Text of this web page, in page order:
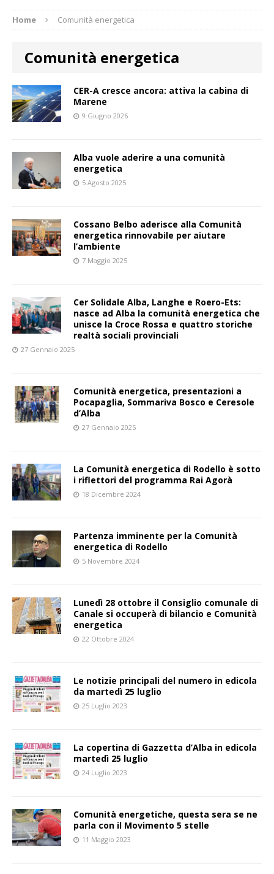
Home Comunità energetica
Comunità energetica
CER-A cresce ancora: attiva la cabina di
Marene
9 Giugno 2026
Alba vuole aderire a una comunità
energetica
5 Agosto 2025
Cossano Belbo aderisce alla Comunità
energetica rinnovabile per aiutare
l’ambiente
7 Maggio 2025
Cer Solidale Alba, Langhe e Roero-Ets:
nasce ad Alba la comunità energetica che
unisce la Croce Rossa e quattro storiche
realtà sociali provinciali
27 Gennaio 2025
Comunità energetica, presentazioni a
Pocapaglia, Sommariva Bosco e Ceresole
d’Alba
27 Gennaio 2025
La Comunità energetica di Rodello è sotto
i riflettori del programma Rai Agorà
18 Dicembre 2024
Partenza imminente per la Comunità
energetica di Rodello
5 Novembre 2024
Lunedì 28 ottobre il Consiglio comunale di
Canale si occuperà di bilancio e Comunità
energetica
22 Ottobre 2024
Le notizie principali del numero in edicola
da martedì 25 luglio
25 Luglio 2023
La copertina di Gazzetta d’Alba in edicola
martedì 25 luglio
24 Luglio 2023
Comunità energetiche, questa sera se ne
parla con il Movimento 5 stelle
11 Maggio 2023